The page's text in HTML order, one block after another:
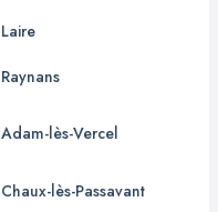
Laire
Raynans
Adam-lès-Vercel
Chaux-lès-Passavant